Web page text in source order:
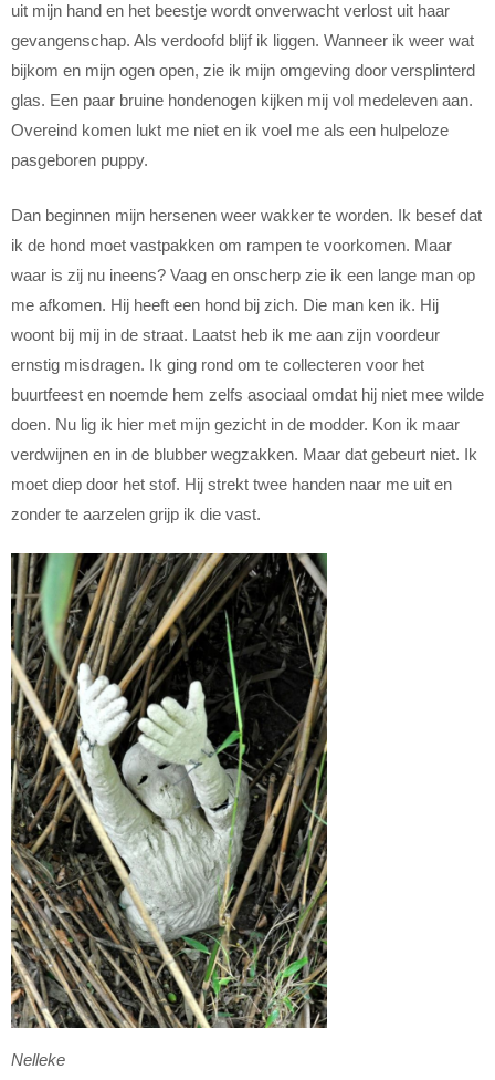
uit mijn hand en het beestje wordt onverwacht verlost uit haar
gevangenschap. Als verdoofd blijf ik liggen. Wanneer ik weer wat
bijkom en mijn ogen open, zie ik mijn omgeving door versplinterd
glas. Een paar bruine hondenogen kijken mij vol medeleven aan.
Overeind komen lukt me niet en ik voel me als een hulpeloze
pasgeboren puppy.
Dan beginnen mijn hersenen weer wakker te worden. Ik besef dat
ik de hond moet vastpakken om rampen te voorkomen. Maar
waar is zij nu ineens? Vaag en onscherp zie ik een lange man op
me afkomen. Hij heeft een hond bij zich. Die man ken ik. Hij
woont bij mij in de straat. Laatst heb ik me aan zijn voordeur
ernstig misdragen. Ik ging rond om te collecteren voor het
buurtfeest en noemde hem zelfs asociaal omdat hij niet mee wilde
doen. Nu lig ik hier met mijn gezicht in de modder. Kon ik maar
verdwijnen en in de blubber wegzakken. Maar dat gebeurt niet. Ik
moet diep door het stof. Hij strekt twee handen naar me uit en
zonder te aarzelen grijp ik die vast.
Nelleke